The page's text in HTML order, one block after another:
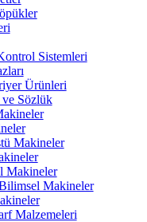
Sistemleri
Ürünleri
Sözlük
Makineler
Makineler
Makineler
Malzemeleri